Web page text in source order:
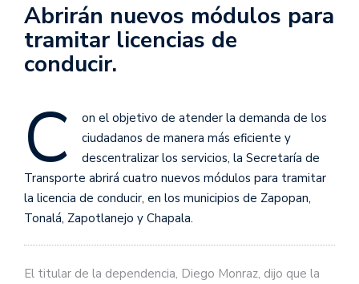
Abrirán nuevos módulos para
tramitar licencias de
conducir.
C
on el objetivo de atender la demanda de los
ciudadanos de manera más eficiente y
descentralizar los servicios, la Secretaría de
Transporte abrirá cuatro nuevos módulos para tramitar
la licencia de conducir, en los municipios de Zapopan,
Tonalá, Zapotlanejo y Chapala.
El titular de la dependencia, Diego Monraz, dijo que la